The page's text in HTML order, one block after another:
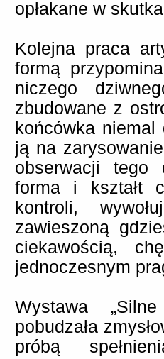
opłakane w
Kolejna praca
formą
niczego
zbudowane z
końcówka
ją na
obserwacji tego
forma i kształt
kontroli,
zawieszoną
ciekawością,
jednoczesnym
Wystawa
pobudzała
próbą